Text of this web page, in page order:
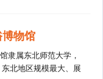
布学术信息，促进学
已成为学会全体会
中国民俗学网设置有
物馆
隶属东北师范大学，
北地区规模最大、展